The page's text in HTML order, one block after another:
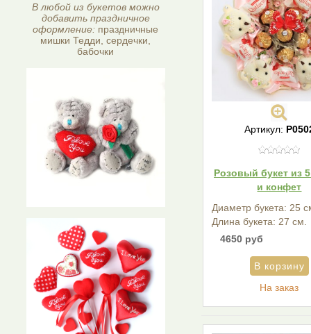
В любой из букетов можно
добавить праздничное
оформление: праздничные
мишки Тедди, сердечки,
бабочки
Артикул:
Розовый букет из
и конфет
Диаметр букета: 25
Длина букета: 27 см.
4650 руб
На заказ